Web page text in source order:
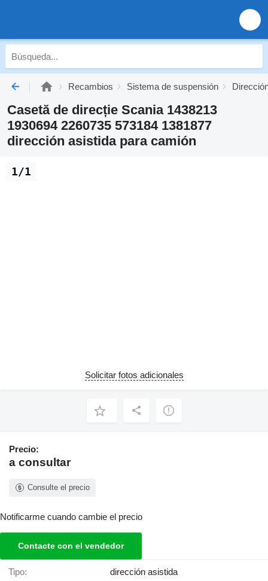
Recambios Sistema de suspensión
Casetă de direcție Scania 1438213
1930694 2260735 573184 1381877
dirección asistida para camión
1/1
Solicitar fotos adicionales
Precio:
a consultar
Consulte el precio
Notificarme cuando cambie el precio
Contacte con el vendedor
Tipo: dirección asistida